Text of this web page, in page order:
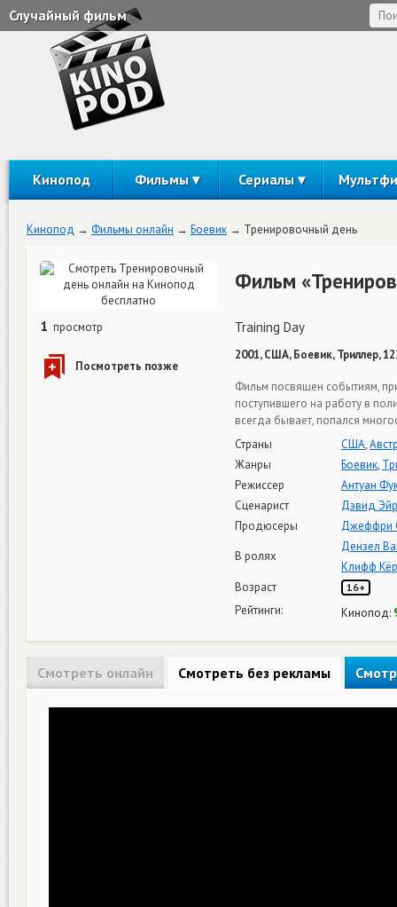
Случайный фильм
Кинопод Фильмы Сериалы
Кинопод Фильмы онлайн Боевик Тренировочный день
1 просмотр
Фильм
Training Day
2001, США, Боевик, Триллер,
Фильм посвящен событиям,
поступившего на работу в
всегда бывает, попался
Страны
США,
Жанры
Боевик,
Режиссер
Антуан
Сценарист
Дэвид Эйр
Продюсеры
Джеффри
В ролях
Дензел
Клифф
Возраст
16+
Рейтинги: Кинопод:
Смотреть онлайн Смотреть без рекламы